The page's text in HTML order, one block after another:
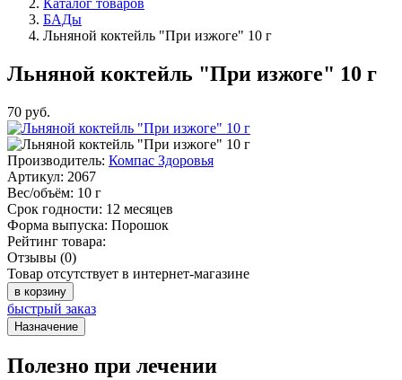
Каталог товаров
БАДы
Льняной коктейль "При изжоге" 10 г
Льняной коктейль "При изжоге" 10 г
70 руб.
Производитель: Компас Здоровья
Артикул: 2067
Вес/объём: 10 г
Срок годности: 12 месяцев
Форма выпуска: Порошок
Рейтинг товара:
Отзывы (0)
Товар отсутствует в интернет-магазине
в корзину
быстрый заказ
Назначение
Полезно при лечении